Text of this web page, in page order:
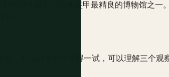
收藏中世纪武器和盔甲最精良的博物馆之一
。
。走完山脊步道值得一试，可以理解三个观